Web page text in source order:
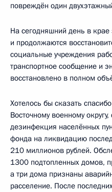
повреждён один
На сегодняшний день в
и продолжаются
социальные учреждения
транспортное сообщение и
восстановлено в полном
Хотелось бы сказать
Восточному военному
дезинфекция населённых
фонда на ликвидацию
210 миллионов рублей.
1300 подтопленных домов,
а три дома признаны
расселение. После